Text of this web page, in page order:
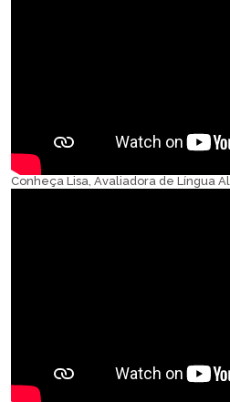
Conheça Lisa, Avaliadora de Língua